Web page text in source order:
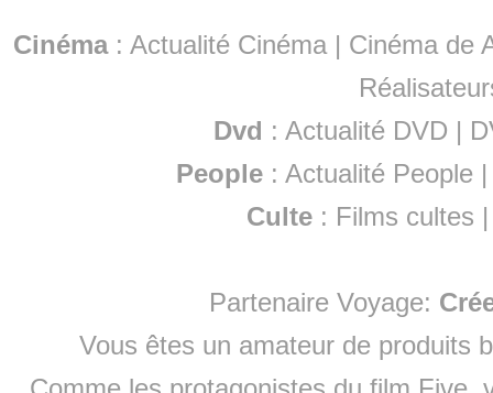
Cinéma: Actualité Cinéma | Cinéma de
Dvd : Actualité DVD |
People :Actualité People
Culte : Films cultes
Partenaire Voyage:
Vous êtes un amateur de produits